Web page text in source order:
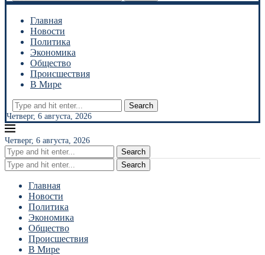
Главная
Новости
Политика
Экономика
Общество
Происшествия
В Мире
Search
Четверг, 6 августа, 2026
Четверг, 6 августа, 2026
Search
Search
Главная
Новости
Политика
Экономика
Общество
Происшествия
В Мире